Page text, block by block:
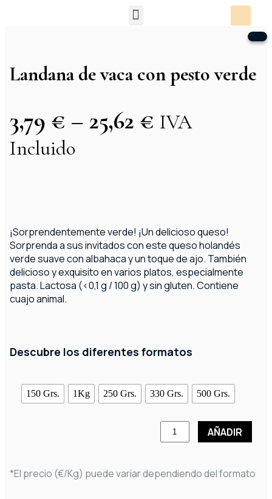
Landana de vaca con pesto verde
3,79 € – 25,62 € IVA
Incluido
¡Sorprendentemente verde! ¡Un delicioso queso!
Sorprenda a sus invitados con este queso holandés
verde suave con albahaca y un toque de ajo. También
delicioso y exquisito en varios platos, especialmente
pasta. Lactosa (<0,1 g / 100 g) y sin gluten. Contiene
cuajo animal.
Descubre los diferentes formatos
150 Grs. 1Kg 250 Grs. 330 Grs. 500 Grs.
AÑADIR
*El precio (€/Kg) puede variar dependiendo del formato